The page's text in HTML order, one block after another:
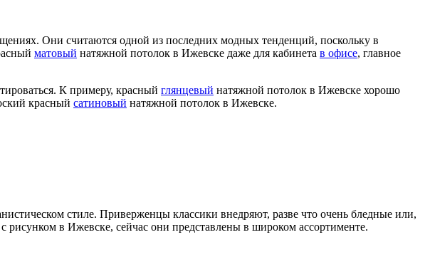
Они считаются одной из последних модных тенденций, поскольку в
матовый натяжной потолок в Ижевске даже для кабинета в офисе, главное
К примеру, красный глянцевый натяжной потолок в Ижевске хорошо
красный сатиновый натяжной потолок в Ижевске.
стиле. Приверженцы классики внедряют, разве что очень бледные или,
рисунком в Ижевске, сейчас они представлены в широком ассортименте.